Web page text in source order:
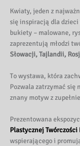
Kwiaty, jeden z
się inspiracją dla dzieci
bukiety – malowane,
zaprezentują młodzi
Słowacji, Tajlandii,
To wystawa, która
Pozwala zatrzymać się
znany motyw z
Prezentowana
Plastycznej Twórczości
wspierającego i